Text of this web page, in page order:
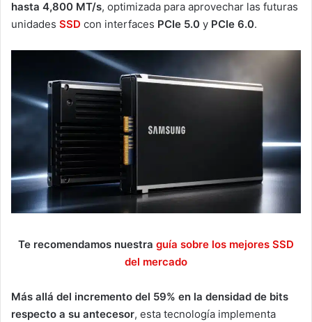
hasta 4,800 MT/s, optimizada para aprovechar las futuras
unidades SSD con interfaces PCIe 5.0 y PCIe 6.0.
Te recomendamos nuestra guía sobre los mejores SSD
del mercado
Más allá del incremento del 59% en la densidad de bits
respecto a su antecesor, esta tecnología implementa